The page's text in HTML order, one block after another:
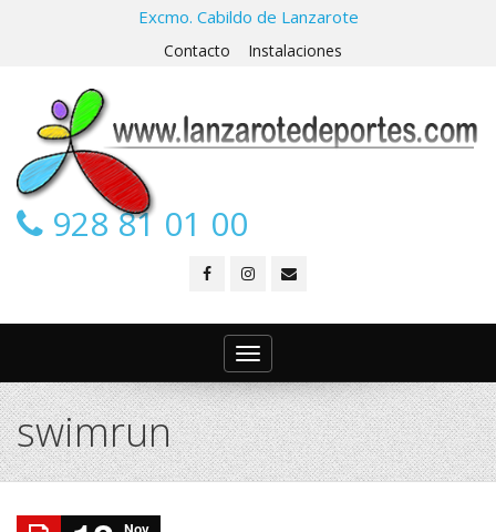
Excmo. Cabildo de Lanzarote
Contacto Instalaciones
928 81 01 00
Toggle
navigation
swimrun